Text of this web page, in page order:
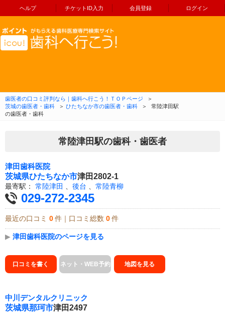
ヘルプ チケットID入力 会員登録 ログイン
コンテンツへ移動
歯医者の口コミ評判なら｜歯科へ行こう！ＴＯＰページ
＞
茨城の歯医者・歯科
＞ ひたちなか市の歯医者・歯科 ＞
常陸津田駅
の歯医者・歯科
常陸津田駅の歯科・歯医者
津田歯科医院
茨城県ひたちなか市津田2802-1
最寄駅： 常陸津田 後台 常陸青柳
029-272-2345
最近の口コミ 0 件｜口コミ総数 0 件
▶ 津田歯科医院のページを見る
口コミを書く ネット・WEB予約 地図を見る
中川デンタルクリニック
茨城県那珂市津田2497